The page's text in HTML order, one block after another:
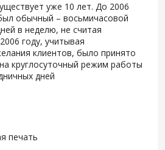
уже 10 лет. До 2006
обычный – восьмичасовой
в неделю, не считая
году, учитывая
клиентов, было принято
круглосуточный режим работы
дней
печать